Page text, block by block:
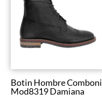
Botin Hombre Comboni
Mod8319 Damiana